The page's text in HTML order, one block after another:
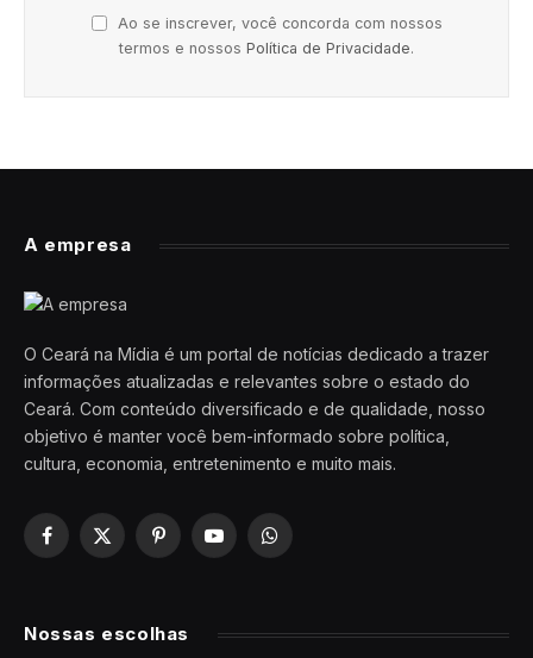
Ao se inscrever, você concorda com nossos
termos e nossos Política de Privacidade.
A empresa
O Ceará na Mídia é um portal de notícias dedicado a trazer
informações atualizadas e relevantes sobre o estado do
Ceará. Com conteúdo diversificado e de qualidade, nosso
objetivo é manter você bem-informado sobre política,
cultura, economia, entretenimento e muito mais.
Facebook
X
PinterestYouTubeWhatsApp
Nossas escolhas